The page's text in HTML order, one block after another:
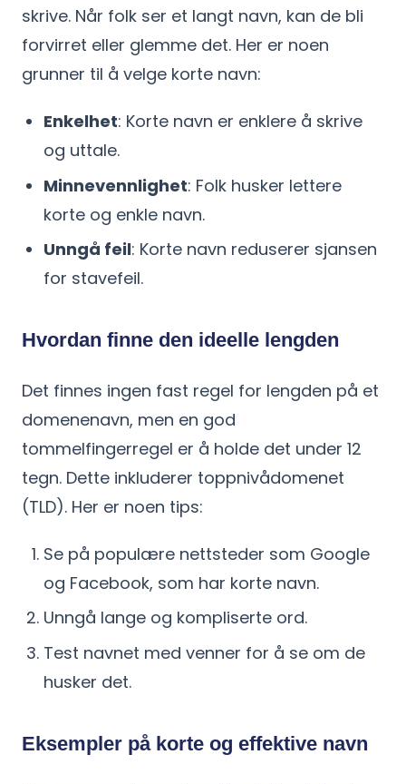
skrive. Når folk ser et langt navn, kan de bli
forvirret eller glemme det. Her er noen
grunner til å velge korte navn:
Enkelhet: Korte navn er enklere å skrive
og uttale.
Minnevennlighet: Folk husker lettere
korte og enkle navn.
Unngå feil: Korte navn reduserer sjansen
for stavefeil.
Hvordan finne den ideelle lengden
Det finnes ingen fast regel for lengden på et
domenenavn, men en god
tommelfingerregel er å holde det under 12
tegn. Dette inkluderer toppnivådomenet
(TLD). Her er noen tips:
Se på populære nettsteder som Google
og Facebook, som har korte navn.
Unngå lange og kompliserte ord.
Test navnet med venner for å se om de
husker det.
Eksempler på korte og effektive navn